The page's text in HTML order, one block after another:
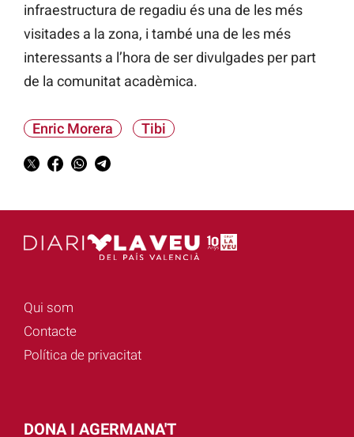
infraestructura de regadiu és una de les més
visitades a la zona, i també una de les més
interessants a l’hora de ser divulgades per part
de la comunitat acadèmica.
Enric Morera Tibi
Qui som
Contacte
Política de privacitat
DONA I AGERMANA'T